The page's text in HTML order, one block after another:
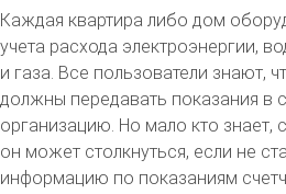
Каждая квартира либо дом
учета расхода электроэнергии,
и газа. Все пользователи знают,
должны передавать показания
организацию. Но мало кто знает,
он может столкнуться, если не
информацию по показаниям